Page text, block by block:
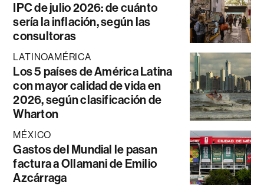
IPC de julio 2026: de cuánto
sería la inflación, según las
consultoras
LATINOAMÉRICA
Los 5 países de América Latina
con mayor calidad de vida en
2026, según clasificación de
Wharton
MÉXICO
Gastos del Mundial le pasan
factura a Ollamani de Emilio
Azcárraga